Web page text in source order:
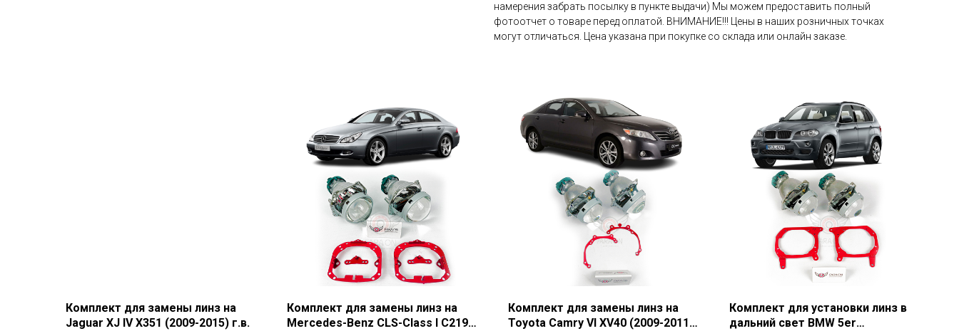
намерения забрать посылку в пункте выдачи) Мы можем предоставить полный
фотоотчет о товаре перед оплатой. ВНИМАНИЕ!!! Цены в наших розничных точках
могут отличаться. Цена указана при покупке со склада или онлайн заказе.
Комплект для замены линз на
Jaguar XJ IV X351 (2009-2015) г.в.
Комплект для замены линз на
Mercedes-Benz CLS-Class I C219
Комплект для замены линз на
Toyota Camry VI ХV40 (2009-2011)
Комплект для установки линз в
дальний свет BMW 5er